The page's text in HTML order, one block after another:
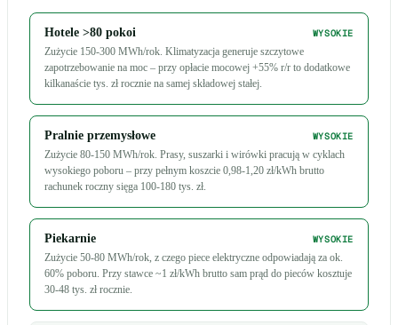
Hotele >80 pokoi WYSOKIE
Zużycie 150-300 MWh/rok. Klimatyzacja generuje szczytowe
zapotrzebowanie na moc – przy opłacie mocowej +55% r/r to dodatkowe
kilkanaście tys. zł rocznie na samej składowej stałej.
Pralnie przemysłowe WYSOKIE
Zużycie 80-150 MWh/rok. Prasy, suszarki i wirówki pracują w cyklach
wysokiego poboru – przy pełnym koszcie 0,98-1,20 zł/kWh brutto
rachunek roczny sięga 100-180 tys. zł.
Piekarnie WYSOKIE
Zużycie 50-80 MWh/rok, z czego piece elektryczne odpowiadają za ok.
60% poboru. Przy stawce ~1 zł/kWh brutto sam prąd do pieców kosztuje
30-48 tys. zł rocznie.